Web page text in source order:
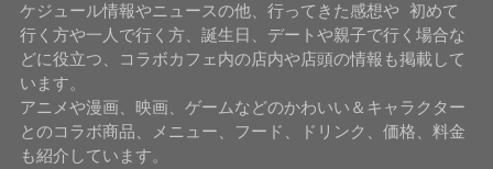
ケジュール情報やニュースの他、行ってきた感想や 初めて
行く方や一人で行く方、誕生日、デートや親子で行く場合な
どに役立つ、コラボカフェ内の店内や店頭の情報も掲載して
います。
アニメや漫画、映画、ゲームなどのかわいい＆キャラクター
とのコラボ商品、メニュー、フード、ドリンク、価格、料金
も紹介しています。